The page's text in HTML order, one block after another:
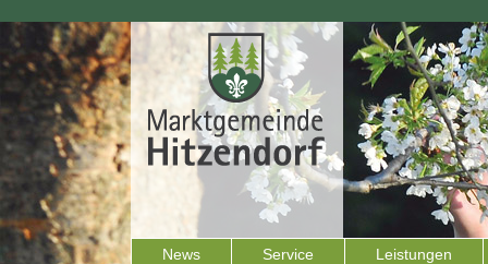
News Service Leistungen